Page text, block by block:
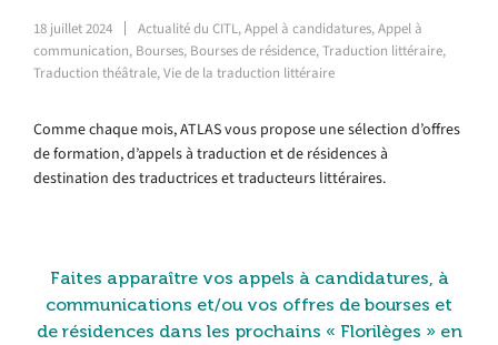
18 juillet 2024 Actualité du CITL,Appel à candidatures,Appel à
communication, Bourses, Bourses de résidence,Traduction littéraire,
Traduction théâtrale,Vie de la traduction littéraire
Comme chaque mois, ATLAS vous propose une sélection d’offres
de formation, d’appels à traduction et de résidences à
destination des traductrices et traducteurs littéraires.
Faites apparaître vos appels à candidatures, à
communications et/ou vos offres de bourses et
de résidences dans les prochains « Florilèges » en